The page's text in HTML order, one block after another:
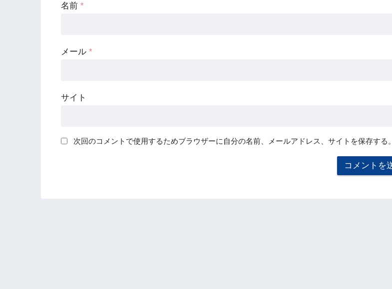
名前 *
メール *
サイト
次回のコメントで使用するためブラウザーに自分の名前、メールアドレス、サイトを保存する。